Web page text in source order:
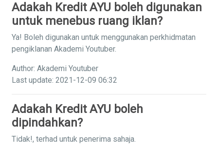
Adakah Kredit AYU boleh digunakan
untuk menebus ruang iklan?
Ya! Boleh digunakan untuk menggunakan perkhidmatan
pengiklanan Akademi Youtuber.
Author: Akademi Youtuber
Last update: 2021-12-09 06:32
Adakah Kredit AYU boleh
dipindahkan?
Tidak!, terhad untuk penerima sahaja.